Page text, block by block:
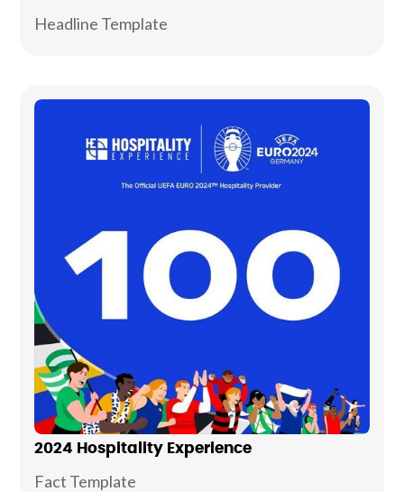
Headline Template
2024 Hospitality Experience
Fact Template